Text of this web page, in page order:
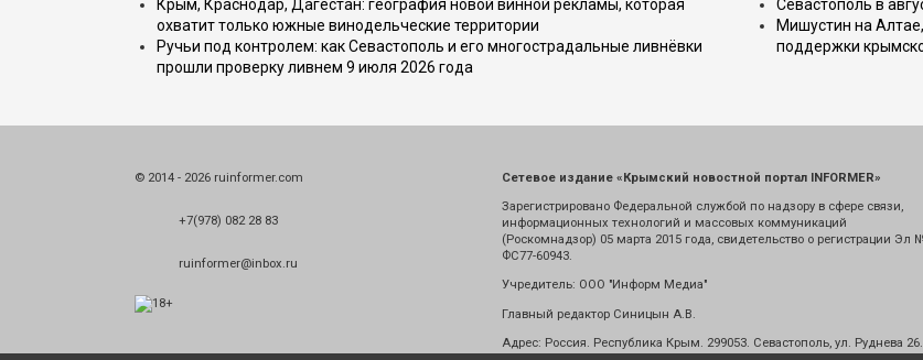
Крым, Краснодар, Дагестан: география новой винной рекламы, которая
охватит только южные винодельческие территории
Ручьи под контролем: как Севастополь и его многострадальные ливнёвки
прошли проверку ливнем 9 июля 2026 года
Севастополь в
Мишустин на
поддержки
© 2014 - 2026 ruinformer.com
+7(978) 082 28 83
ruinformer@inbox.ru
Сетевое издание «Крымский новостной портал INFORMER»
Зарегистрировано Федеральной службой по надзору в сфере связи,
информационных технологий и массовых коммуникаций
(Роскомнадзор) 05 марта 2015 года, свидетельство о регистрации Эл
ФС77-60943.
Учредитель: ООО "Информ Медиа"
Главный редактор Синицын А.В.
Адрес: Россия. Республика Крым. 299053. Севастополь, ул. Руднева 26.